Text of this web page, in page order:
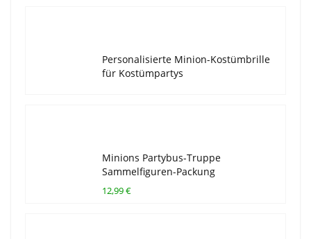
Personalisierte Minion-Kostümbrille
für Kostümpartys
Minions Partybus-Truppe
Sammelfiguren-Packung
12,99 €